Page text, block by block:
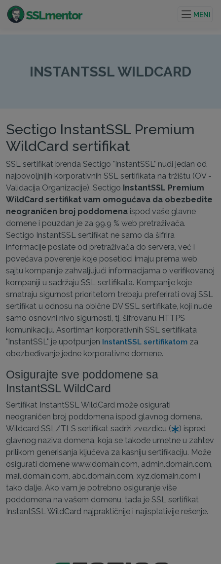
projekte.
MENI
INSTANTSSL WILDCARD
Sectigo InstantSSL Premium
WildCard sertifikat
SSL sertifikat brenda Sectigo "InstantSSL" nudi jedan od
najpovoljnijih korporativnih SSL sertifikata na tržištu (OV -
Validacija Organizacije). Sectigo InstantSSL Premium
WildCard sertifikat vam omogućava da obezbedite
neograničen broj poddomena ispod vaše glavne
domene i pouzdan je za 99.9 % web pretraživača.
Sectigo InstantSSL sertifikat ne samo da šifrira
informacije poslate od pretraživača do servera, već i
povećava poverenje koje posetioci imaju prema web
sajtu kompanije zahvaljujući informacijama o verifikovanoj
kompaniji u sadržaju SSL sertifikata. Kompanije koje
smatraju sigurnost prioritetom trebaju preferirati ovaj SSL
sertifikat u odnosu na obične DV SSL sertifikate, koji nude
samo osnovni nivo sigurnosti, tj. šifrovanu HTTPS
komunikaciju. Asortiman korporativnih SSL sertifikata
"InstantSSL" je upotpunjen InstantSSL sertifikatom za
obezbeđivanje jedne korporativne domene.
Osigurajte sve poddomene sa
InstantSSL WildCard
Sertifikat InstantSSL WildCard može osigurati
neograničen broj poddomena ispod glavnog domena.
Wildcard SSL/TLS sertifikat sadrži zvezdicu (
) ispred
glavnog naziva domena, koja se takođe umetne u zahtev
prilikom generisanja ključeva za kasniju sertifikaciju. Može
osigurati domene www.domain.com, admin.domain.com,
mail.domain.com, abc.domain.com, xyz.domain.com i
tako dalje. Ako vam je potrebno osiguranje više
poddomena na vašem domenu, tada je SSL sertifikat
InstantSSL WildCard najpraktičnije i najisplativije rešenje.